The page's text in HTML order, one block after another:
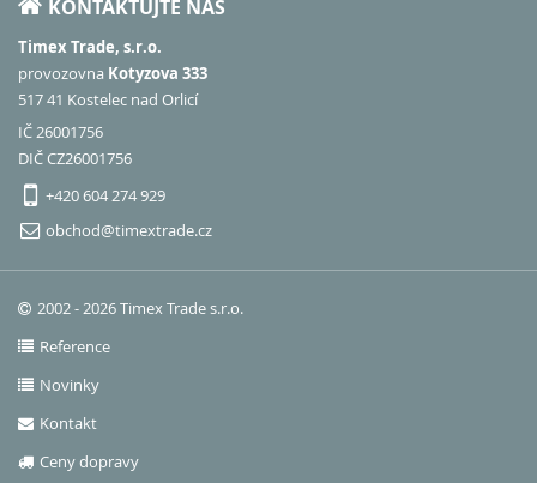
KONTAKTUJTE NÁS
Timex Trade, s.r.o.
provozovna Kotyzova 333
517 41 Kostelec nad Orlicí
IČ 26001756
DIČ CZ26001756
+420 604 274 929
obchod@timextrade.cz
2002 - 2026 Timex Trade s.r.o.
Reference
Novinky
Kontakt
Ceny dopravy